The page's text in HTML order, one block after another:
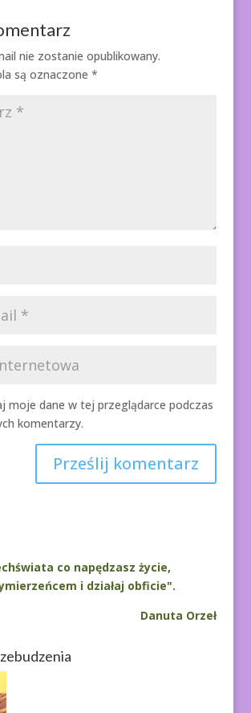
nie zostanie opublikowany.
są oznaczone *
moje dane w tej przeglądarce podczas
komentarzy.
co napędzasz życie,
i działaj obficie".
Danuta Orzeł